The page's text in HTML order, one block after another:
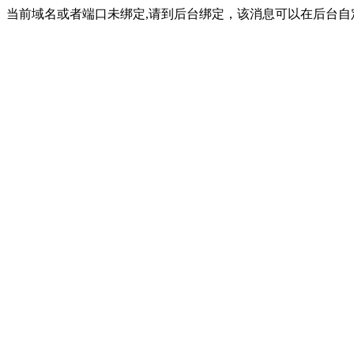
当前域名或者端口未绑定,请到后台绑定，该消息可以在后台自